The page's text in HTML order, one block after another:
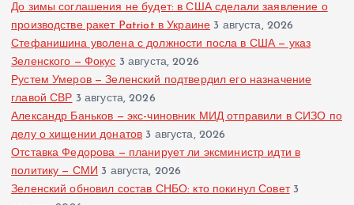
До зимы соглашения не будет: в США сделали заявление о
производстве ракет Patriot в Украине 3 августа, 2026
Стефанишина уволена с должности посла в США — указ
Зеленского — Фокус 3 августа, 2026
Рустем Умеров — Зеленский подтвердил его назначение
главой СВР 3 августа, 2026
Александр Баньков — экс-чиновник МИД отправили в СИЗО по
делу о хищении донатов 3 августа, 2026
Отставка Федорова — планирует ли эксминистр идти в
политику — СМИ 3 августа, 2026
Зеленский обновил состав СНБО: кто покинул Совет 3